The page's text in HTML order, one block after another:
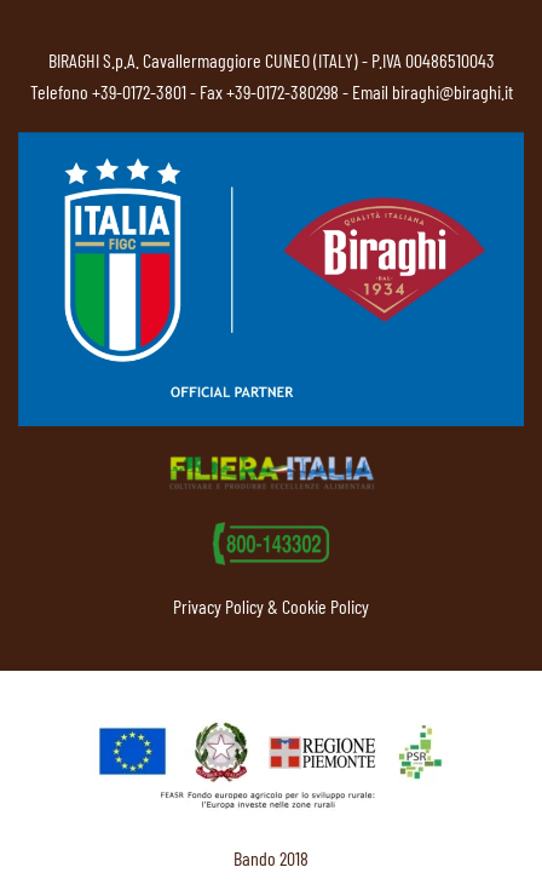
BIRAGHI S.p.A. Cavallermaggiore CUNEO (ITALY) - P.IVA 00486510043
Telefono +39-0172-3801- Fax +39-0172-380298 - Email biraghi@biraghi.it
Privacy Policy & Cookie Policy
Bando 2018